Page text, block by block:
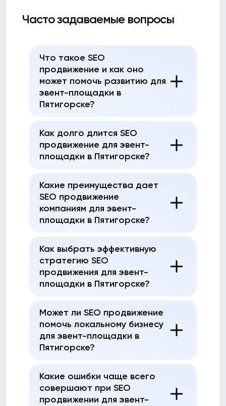
Часто задаваемые вопросы
Что такое SEO
продвижение и как оно
может помочь развитию для
эвент-площадки в
Пятигорске?
Как долго длится SEO
продвижение для эвент-
площадки в Пятигорске?
Какие преимущества дает
SEO продвижение
компаниям для эвент-
площадки в Пятигорске?
Как выбрать эффективную
стратегию SEO
продвижения для эвент-
площадки в Пятигорске?
Может ли SEO продвижение
помочь локальному бизнесу
для эвент-площадки в
Пятигорске?
Какие ошибки чаще всего
совершают при SEO
продвижении для эвент-